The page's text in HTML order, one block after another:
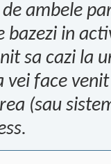
ambele
in
sa cazi la
vei face
(sau